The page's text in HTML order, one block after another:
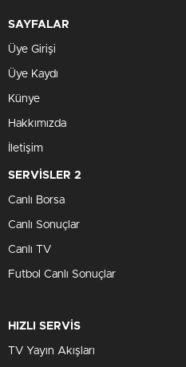
SAYFALAR
Üye Girişi
Üye Kaydı
Künye
Hakkımızda
İletişim
SERVİSLER 2
Canlı Borsa
Canlı Sonuçlar
Canlı TV
Futbol Canlı Sonuçlar
HIZLI SERVİS
TV Yayın Akışları